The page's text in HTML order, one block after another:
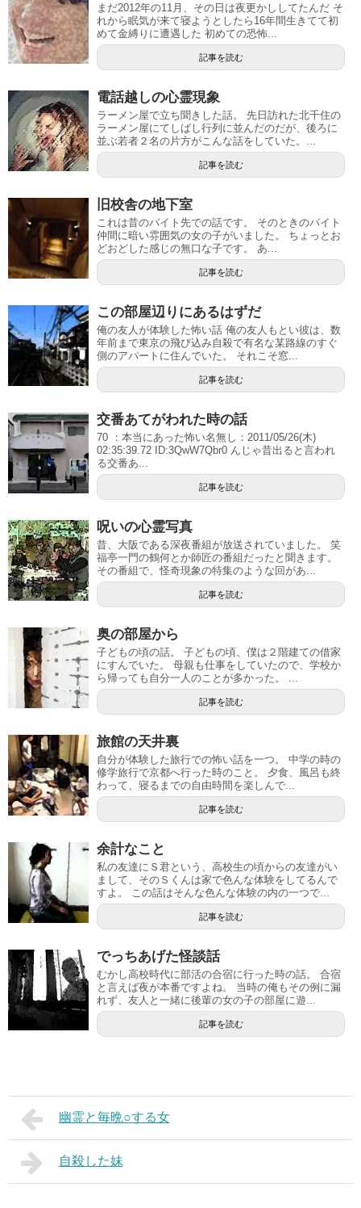
まだ2012年の11月、その日は夜更かししてたんだ そ
れから眠気が来て寝ようとしたら16年間生きてて初
めて金縛りに遭遇した 初めての恐怖...
記事を読む
電話越しの心霊現象
ラーメン屋で立ち聞きした話。 先日訪れた北千住の
ラーメン屋にてしばし行列に並んだのだが、後ろに
並ぶ若者２名の片方がこんな話をしていた。...
記事を読む
旧校舎の地下室
これは昔のバイト先での話です。 そのときのバイト
仲間に暗い雰囲気の女の子がいました。 ちょっとお
どおどした感じの無口な子です。 あ...
記事を読む
この部屋辺りにあるはずだ
俺の友人が体験した怖い話 俺の友人もとい彼は、数
年前まで東京の飛び込み自殺で有名な某路線のすぐ
側のアパートに住んでいた。 それこそ窓...
記事を読む
交番あてがわれた時の話
70 ：本当にあった怖い名無し：2011/05/26(木)
02:35:39.72 ID:3QwW7Qbr0 んじゃ昔出ると言われ
る交番あ...
記事を読む
呪いの心霊写真
昔、大阪である深夜番組が放送されていました。 笑
福亭一門の鶴何とか師匠の番組だったと聞きます。
その番組で、怪奇現象の特集のような回があ...
記事を読む
奥の部屋から
子どもの頃の話。 子どもの頃、僕は２階建ての借家
にすんでいた。 母親も仕事をしていたので、学校か
ら帰っても自分一人のことが多かった。 ...
記事を読む
旅館の天井裏
自分が体験した旅行での怖い話を一つ。 中学の時の
修学旅行で京都へ行った時のこと。 夕食、風呂も終
わって、寝るまでの自由時間を楽しんで...
記事を読む
余計なこと
私の友達にＳ君という、高校生の頃からの友達がい
まして、そのＳくんは家で色んな体験をしてるんで
すよ。 この話はそんな色んな体験の内の一つで...
記事を読む
でっちあげた怪談話
むかし高校時代に部活の合宿に行った時の話。 合宿
と言えば夜が本番ですよね。 当時の俺もその例に漏
れず、友人と一緒に後輩の女の子の部屋に遊...
記事を読む
幽霊と毎晩○する女
自殺した妹